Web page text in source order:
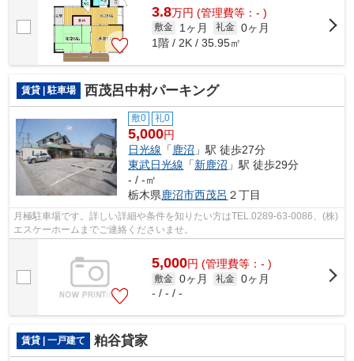
3.8万円 (管理費等：- )
敷金 1ヶ月 礼金 0ヶ月
1階 / 2K / 35.95㎡
賃貸 | 駐車場 西茂呂中村パーキング
敷0 礼0
5,000円
日光線 「 鹿沼 」駅 徒歩27分
東武日光線 「新鹿沼 」駅 徒歩29分
- / -㎡
栃木県鹿沼市西茂呂 ２丁目
月極駐車場です。詳しい詳細や条件を知りたい方はTEL.0289-63-0086、(株)
エスケーホームまでご連絡くださいませ。
5,000円 (管理費等：- )
敷金 0ヶ月 礼金 0ヶ月
- / - / -
賃貸 | 一戸建て 粕谷貸家